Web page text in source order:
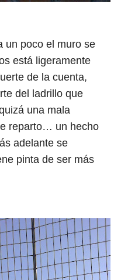
un poco el muro se
está ligeramente
de la cuenta,
del ladrillo que
una mala
reparto… un hecho
adelante se
pinta de ser más